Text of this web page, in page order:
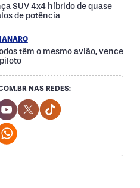
SUV 4x4 híbrido de quase
de potência
têm o mesmo avião, vence
NAS REDES:
Social Media
Social Media
Youtube Social Media
Twitter Social Media
Tiktok Social